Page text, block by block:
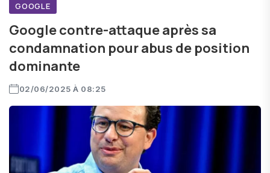
GOOGLE
Google contre-attaque après sa
condamnation pour abus de position
dominante
02/06/2025 À 08:25